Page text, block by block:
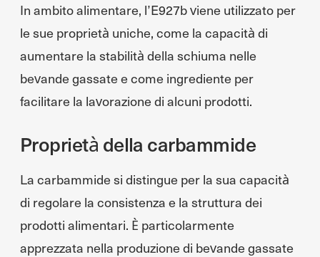
In ambito alimentare, l’E927b viene utilizzato per
le sue proprietà uniche, come la capacità di
aumentare la stabilità della schiuma nelle
bevande gassate e come ingrediente per
facilitare la lavorazione di alcuni prodotti.
Proprietà della carbammide
La carbammide si distingue per la sua capacità
di regolare la consistenza e la struttura dei
prodotti alimentari. È particolarmente
apprezzata nella produzione di bevande gassate